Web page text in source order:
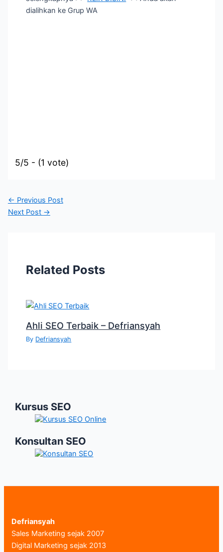
dialihkan ke Grup WA
5/5 - (1 vote)
← Previous Post
Next Post →
Related Posts
Ahli SEO Terbaik – Defriansyah
By Defriansyah
Kursus SEO
Konsultan SEO
Defriansyah
Sales Marketing sejak 2007
Digital Marketing sejak 2013